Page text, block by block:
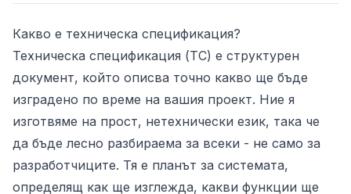
Какво е техническа спецификация?
Техническа спецификация (ТС) е структурен
документ, който описва точно какво ще бъде
изградено по време на вашия проект. Ние я
изготвяме на прост, нетехнически език, така че
да бъде лесно разбираема за всеки - не само за
разработчиците. Тя е планът за системата,
определящ как ще изглежда, какви функции ще